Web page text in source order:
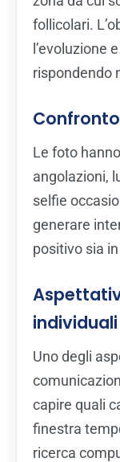
follicolari.
l’evoluzione
rispondendo
Le foto
angolazioni,
selfie
generare
positivo sia
individuali
Uno degli
capire quali
finestra
ricerca